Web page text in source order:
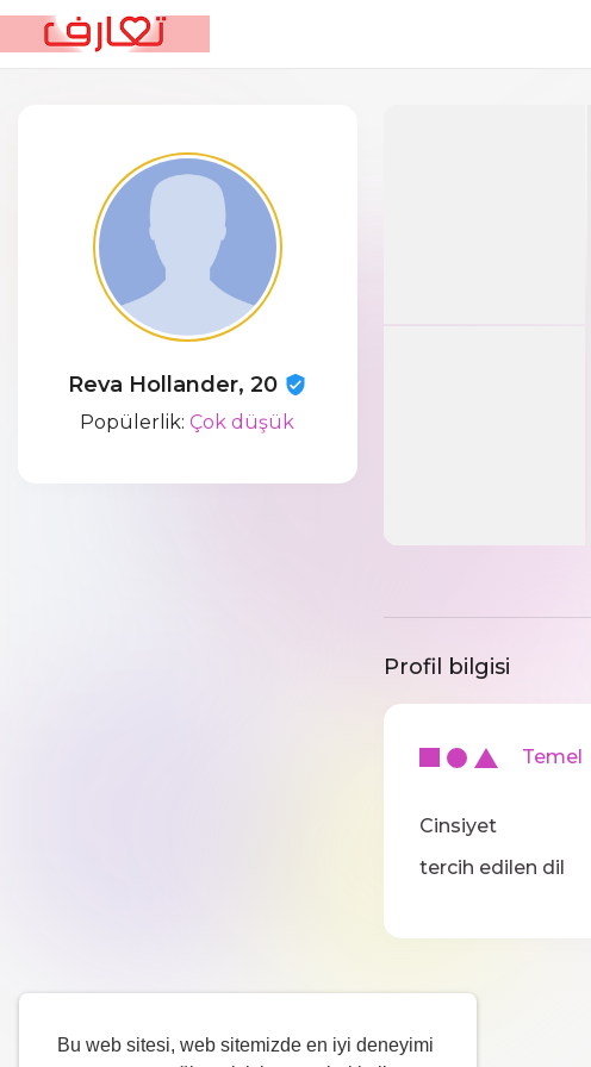
Bu web sitesi, web sitemizde en iyi deneyimi
Reva Hollander, 20
Popülerlik:Çok düşük
Profil bilgisi
Temel
Cinsiyet
tercih edilen dil